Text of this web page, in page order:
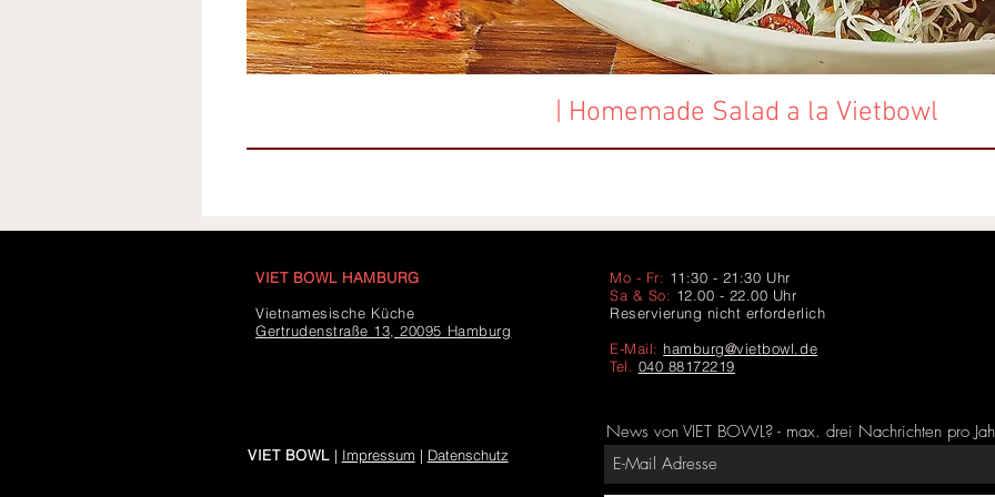
| Homemade Salad a la Vietbowl
VIET BOWL HAMBURG
Vietnamesische Küche
Gertrudenstraße 13, 20095 Hamburg
Mo - Fr: 11:30 - 21:30 Uhr
Sa & So: 12.00 - 22.00 Uhr
Reservierung nicht erforderlich
E-Mail: hamburg@vietbowl.de
Tel.
040 88172219
VIET BOWL| Impressum | Datenschutz
News von VIET BOWL? - max. drei Nachrichten pro